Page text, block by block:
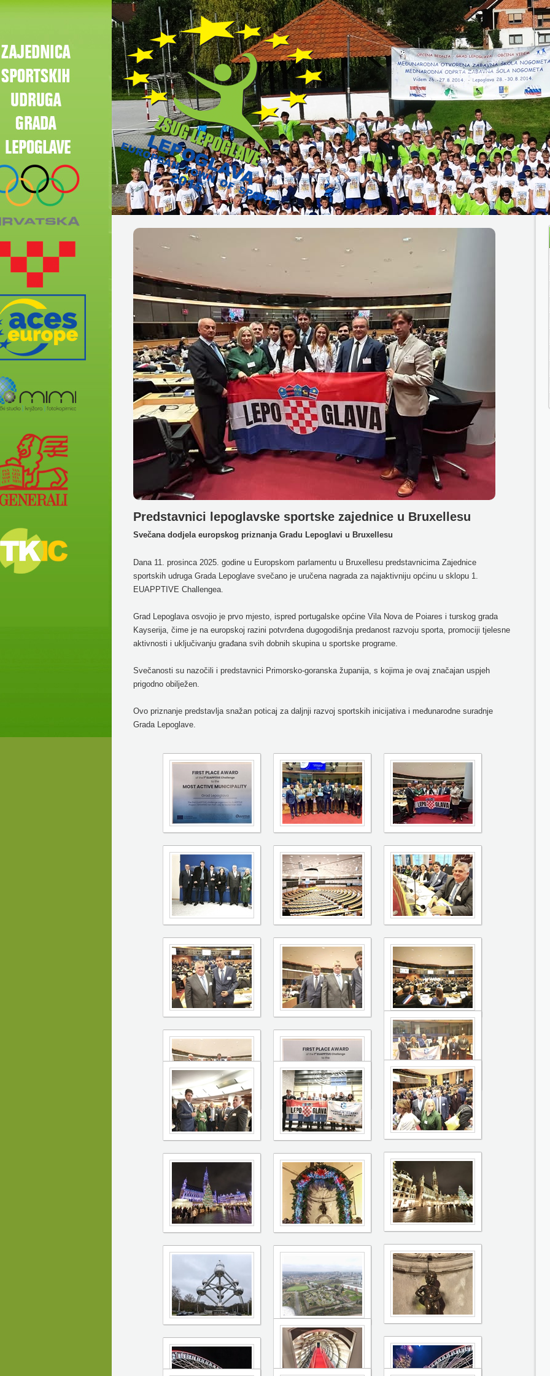
Predstavnici lepoglavske sportske zajednice u Bruxellesu
Svečana dodjela europskog priznanja Gradu Lepoglavi u Bruxellesu
Dana 11. prosinca 2025. godine u Europskom parlamentu u Bruxellesu predstavnicima Zajednice
sportskih udruga Grada Lepoglave svečano je uručena nagrada za najaktivniju općinu u sklopu 1.
EUAPPTIVE Challengea.
Grad Lepoglava osvojio je prvo mjesto, ispred portugalske općine Vila Nova de Poiares i turskog grada
Kayserija, čime je na europskoj razini potvrđena dugogodišnja predanost razvoju sporta, promociji tjelesne
aktivnosti i uključivanju građana svih dobnih skupina u sportske programe.
Svečanosti su nazočili i predstavnici Primorsko-goranska županija, s kojima je ovaj značajan uspjeh
prigodno obilježen.
Ovo priznanje predstavlja snažan poticaj za daljnji razvoj sportskih inicijativa i međunarodne suradnje
Grada Lepoglave.